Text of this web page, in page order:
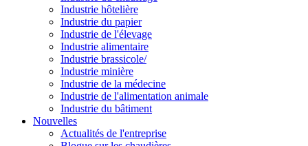
Industrie hôtelière
Industrie du papier
Industrie de l'élevage
Industrie alimentaire
Industrie brassicole/
Industrie minière
Industrie de la médecine
Industrie de l'alimentation animale
Industrie du bâtiment
Nouvelles
Actualités de l'entreprise